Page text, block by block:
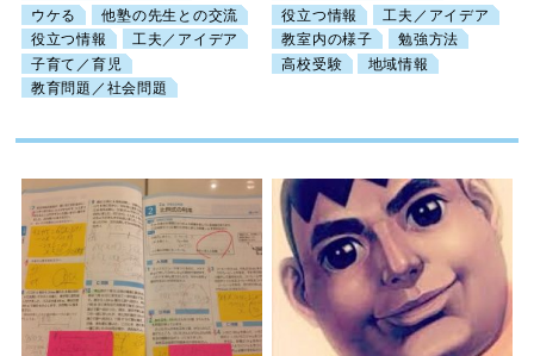
ウケる
他塾の先生との交流
役立つ情報
工夫／アイデア
子育て／育児
教育問題／社会問題
役立つ情報
工夫／アイデア
教室内の様子
勉強方法
高校受験
地域情報